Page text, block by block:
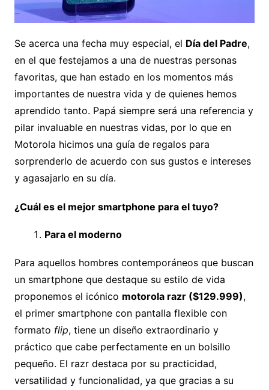
Se acerca una fecha muy especial, el Día del Padre,
en el que festejamos a una de nuestras personas
favoritas, que han estado en los momentos más
importantes de nuestra vida y de quienes hemos
aprendido tanto. Papá siempre será una referencia y
pilar invaluable en nuestras vidas, por lo que en
Motorola hicimos una guía de regalos para
sorprenderlo de acuerdo con sus gustos e intereses
y agasajarlo en su día.
¿Cuál es el mejor smartphone para el tuyo?
Para el moderno
Para aquellos hombres contemporáneos que buscan
un smartphone que destaque su estilo de vida
proponemos el icónico motorola razr ($129.999),
el primer smartphone con pantalla flexible con
formato flip, tiene un diseño extraordinario y
práctico que cabe perfectamente en un bolsillo
pequeño. El razr destaca por su practicidad,
versatilidad y funcionalidad, ya que gracias a su